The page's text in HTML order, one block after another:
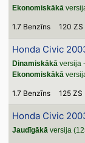
Ekonomiskākā
1.7 Benzīns 120 ZS
Honda Civic
Dinamiskākā versija
Ekonomiskākā
1.7 Benzīns 125 ZS
Honda Civic
Jaudīgākāversija